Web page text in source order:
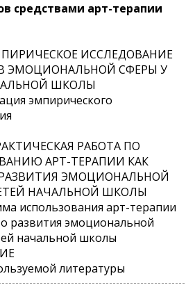
средствами арт-терапии
ИССЛЕДОВАНИЕ
ЭМОЦИОНАЛЬНОЙ СФЕРЫ У
ШКОЛЫ
эмпирического
РАБОТА ПО
АРТ-ТЕРАПИИ КАК
ЭМОЦИОНАЛЬНОЙ
НАЧАЛЬНОЙ ШКОЛЫ
использования арт-терапии
развития эмоциональной
начальной школы
литературы